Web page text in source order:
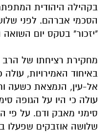
בקהילה היהודית
הסכמי אברהם. לפני
"יזכור" בטקס יום
מחקירת רציחתו של הרב
באיחוד האמירויות, עולה
אל-עין, הנמצאת כשעה
עולה כי היו על הגופה
סימני מאבק ודם. על פי
שלושה אוזבקים שפעלו